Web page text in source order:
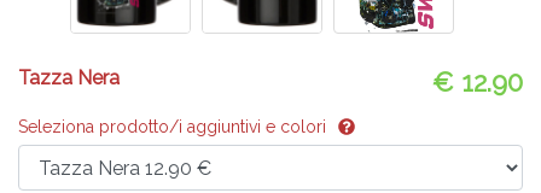
Tazza Nera € 12.90
Seleziona prodotto/i aggiuntivi e colori